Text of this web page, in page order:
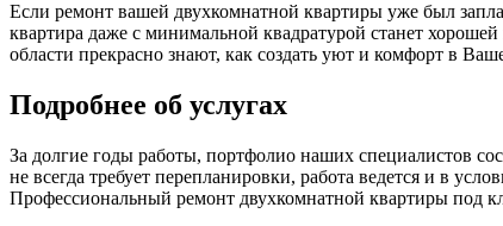
Если ремонт вашей двухкомнатной квартиры уже был
квартира даже с минимальной квадратурой станет
области прекрасно знают, как создать уют и комфорт в
Подробнее об услугах
За долгие годы работы, портфолио наших специалистов
не всегда требует перепланировки, работа ведется и в
Профессиональный ремонт двухкомнатной квартиры под